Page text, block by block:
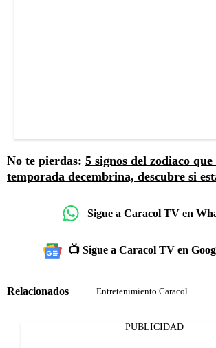
No te pierdas: 5 signos del zodiaco
temporada decembrina, descubre si
Sigue a Caracol TV en
📺 Sigue a Caracol TV en
Relacionados Entretenimiento Caracol
PUBLICIDAD